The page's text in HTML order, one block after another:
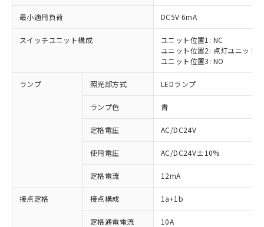
最小適用負荷 DC5V 6mA
スイッチユニット構成
ユニット位置1: NC
ユニット位置2: 点灯ユニット
ユニット位置3: NO
ランプ 照光部方式 LEDランプ
ランプ色 青
定格電圧 AC/DC24V
使用電圧 AC/DC24V±10%
定格電流 12mA
接点定格 接点構成 1a+1b
定格通電電流 10A